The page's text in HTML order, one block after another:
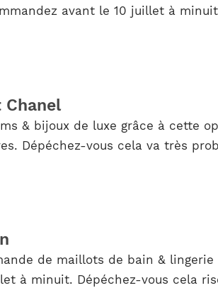
avant le 10 juillet à
Chanel
& bijoux de luxe grâce à cette
Dépéchez-vous cela va très
de maillots de bain &
à minuit. Dépéchez-vous cela